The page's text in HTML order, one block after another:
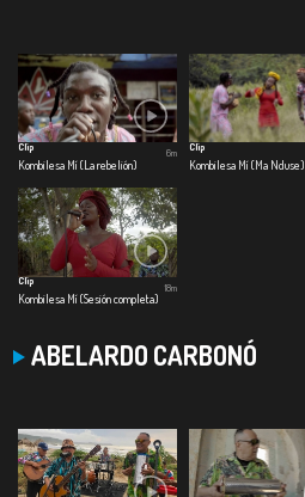
Clip
Kombilesa Mí (La rebelión)
6m
Clip
Kombilesa Mí (Ma Nduse)
Clip
Kombilesa Mí (Sesión completa)
18m
ABELARDO CARBONÓ